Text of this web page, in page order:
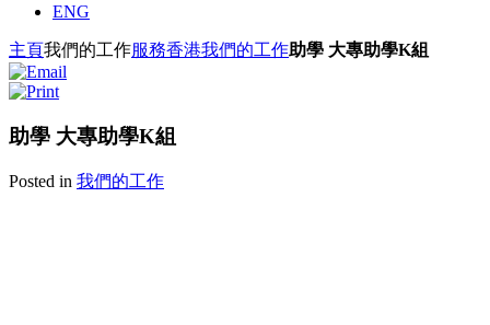
ENG
主頁我們的工作服務香港我們的工作助學 大專助學K組
助學 大專助學K組
Posted in 我們的工作